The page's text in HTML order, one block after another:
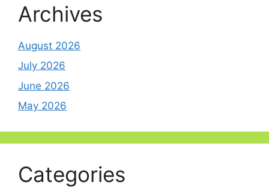
Archives
August 2026
July 2026
June 2026
May 2026
Categories